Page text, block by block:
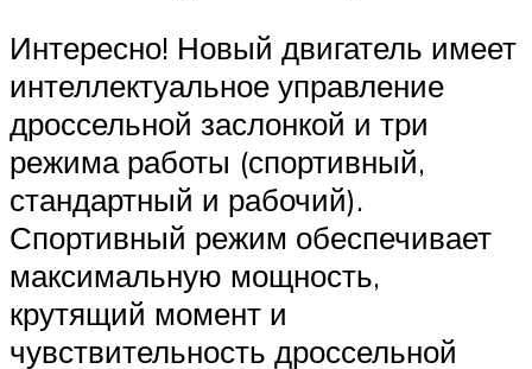
Интересно! Новый двигатель имеет
интеллектуальное управление
дроссельной заслонкой и три
режима работы (спортивный,
стандартный и рабочий).
Спортивный режим обеспечивает
максимальную мощность,
крутящий момент и
чувствительность дроссельной